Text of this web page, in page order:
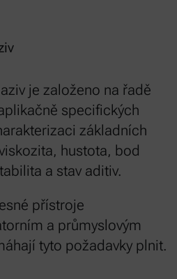
je založeno na řadě
specifických
základních
hustota, bod
a stav aditiv.
přístroje
a průmyslovým
tyto požadavky plnit.